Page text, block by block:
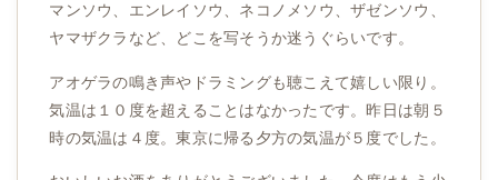
マンソウ、エンレイソウ、ネコノメソウ、ザゼンソウ、
ヤマザクラなど、どこを写そうか迷うぐらいです。
アオゲラの鳴き声やドラミングも聴こえて嬉しい限り。
気温は１０度を超えることはなかったです。昨日は朝５
時の気温は４度。東京に帰る夕方の気温が５度でした。